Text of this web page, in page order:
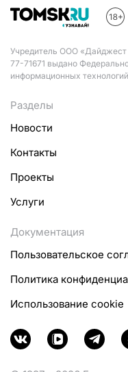
Учредитель ООО
77-71671 выдано
информационных
Разделы
Новости
Контакты
Проекты
Услуги
Документация
Пользовательское
Политика
Использование cookie